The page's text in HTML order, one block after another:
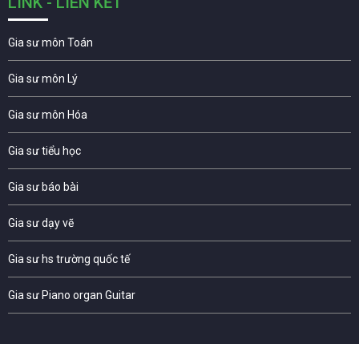
Gia sư môn Toán
Gia sư môn Lý
Gia sư môn Hóa
Gia sư tiểu học
Gia sư báo bài
Gia sư dạy vẽ
Gia sư hs trường quốc tế
Gia sư Piano organ Guitar